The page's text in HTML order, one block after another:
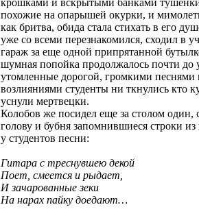
крошками и вскрытыми банками
похожие на опарышей окурки, и
как бритва, обида стала стихать в его
уже со всеми перезнакомился, сходил в
гараж за еще одной припрятанной
шумная попойка продолжалось почти до
утомленные дорогой, громкими песнями
возлияниями студенты ни ткнулись кто
уснули мертвецки.
Колобов же посидел еще за столом один,
голову и бубня запомнившиеся строки
у студентов песни:
Гитара с треснувшею декой
Поет, смеется и рыдает,
И зачарованные зеки
На нарах пайку доедают…